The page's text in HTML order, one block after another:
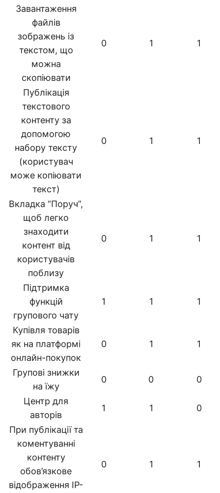
Завантаження
файлів
зображень із
текстом, що
можна
скопіювати
0 1 1
Публікація
текстового
контенту за
допомогою
набору тексту
(користувач
може копіювати
текст)
0 1 1
Вкладка “Поруч”,
щоб легко
знаходити
контент від
користувачів
поблизу
0 1 1
Підтримка
функцій
групового чату
1 1 1
Купівля товарів
як на платформі
онлайн-покупок
0 1 1
Групові знижки
на їжу
0 0 0
Центр для
авторів
1 1 0
При публікації та
коментуванні
контенту
обов’язкове
відображення IP-
0 1 1